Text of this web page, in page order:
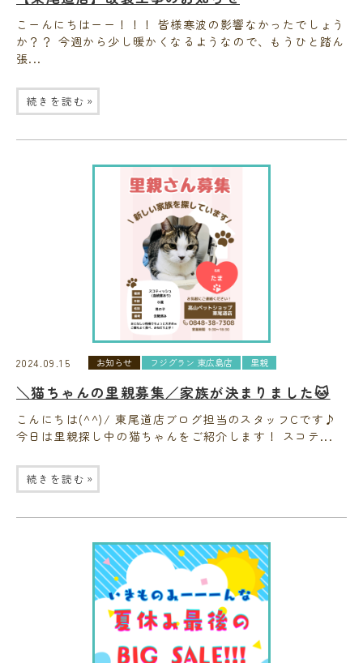
こーんにちはーー！！！ 皆様寒波の影響なかったでしょう
か？？ 今週から少し暖かくなるようなので、もうひと踏ん
張...
続きを読む »
2024.09.15 お知らせ フジグラン 東広島店 里親
＼猫ちゃんの里親募集／家族が決まりました🐱
こんにちは(^^)/ 東尾道店ブログ担当のスタッフCです♪
今日は里親探し中の猫ちゃんをご紹介します！ スコテ...
続きを読む »